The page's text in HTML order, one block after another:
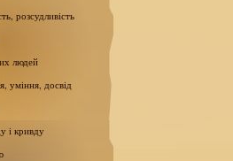
розсудливість
людей
уміння, досвід
і кривду